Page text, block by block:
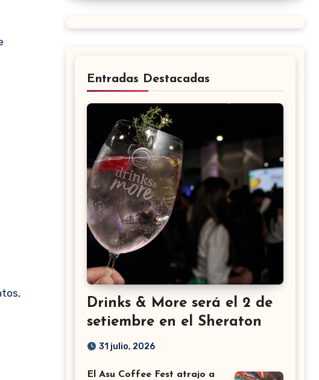
Entradas Destacadas
Drinks & More será el 2 de
setiembre en el Sheraton
31 julio, 2026
El Asu Coffee Fest atrajo a